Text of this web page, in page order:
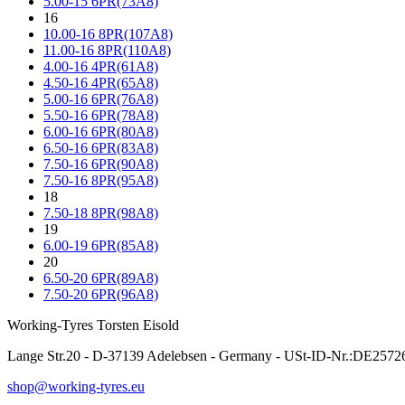
16
10.00-16 8PR(107A8)
11.00-16 8PR(110A8)
4.00-16 4PR(61A8)
4.50-16 4PR(65A8)
5.00-16 6PR(76A8)
5.50-16 6PR(78A8)
6.00-16 6PR(80A8)
6.50-16 6PR(83A8)
7.50-16 6PR(90A8)
7.50-16 8PR(95A8)
18
7.50-18 8PR(98A8)
19
6.00-19 6PR(85A8)
20
6.50-20 6PR(89A8)
7.50-20 6PR(96A8)
Working-Tyres Torsten Eisold
Lange Str.20 - D-37139 Adelebsen - Germany - USt-ID-
shop@working-tyres.eu